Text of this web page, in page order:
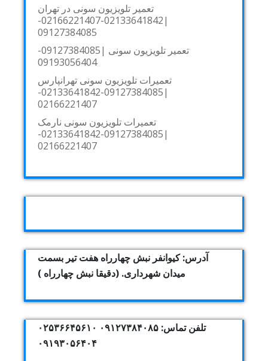
تعمیر تلویزیون سونی در تهران
|02133641842-02166221407-
09127384085
تعمیر تلویزیون سونی |09127384085-
09193056404
تعمیرات تلویزیون سونی تهرانپارس
|09127384085-02133641842-
02166221407
تعمیرات تلویزیون سونی نارمک
|09127384085-02133641842-
02166221407
آدرس: کیوانفر نبش چهارراه هفت تیر بسمت
میدان شهرداری. (دقیقا نبش چهارراه )
تلفن تماس: ۰۹۱۲۷۳۸۴۰۸۵ ۰۲۵۳۶۶۴۵۶۱۰
۰۹۱۹۳۰۵۶۴۰۴